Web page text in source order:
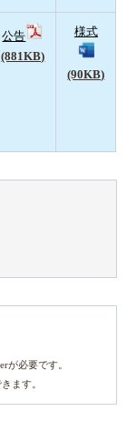
公告
(881KB)
様式
(90KB)
が必要です。
ます。